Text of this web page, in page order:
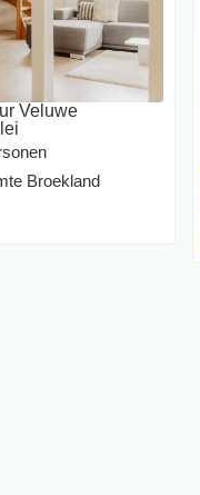
Veluwe
Broekland